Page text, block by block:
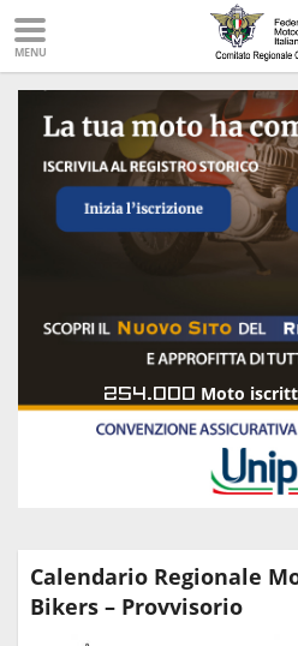
MENU
254.000 Moto
Calendario Regionale
Bikers – Provvisorio